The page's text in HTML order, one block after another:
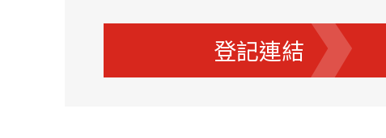
FintechHK
登記連結